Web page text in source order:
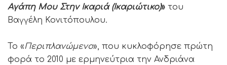
Αγάπη Μου Στην Ικαριά (Ικαριώτικο)» του
Βαγγέλη Κονιτόπουλου.
Το «Περιπλανώμενο», που κυκλοφόρησε πρώτη
φορά το 2010 με ερμηνεύτρια την Ανδριάνα